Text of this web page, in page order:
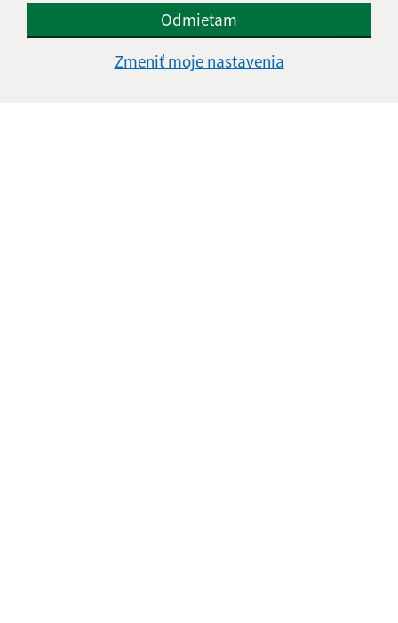
Odmietam
Zmeniť moje nastavenia
Vyhlásenie o prístupnosti
Ochrana osobných údajov